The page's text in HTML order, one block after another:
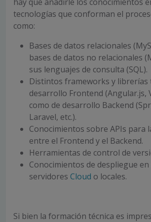
tecnologías que conforman el
como:
Bases de datos relacionales
bases de datos no relacionales
sus lenguajes de consulta (SQL).
Distintos frameworks y librerías
desarrollo Frontend (Angular.js,
como de desarrollo Backend
Laravel, etc.).
Conocimientos sobre APIs para
entre el Frontend y el Backend.
Herramientas de control de
Conocimientos de despliegue
servidores Cloud o locales.
Si bien la formación técnica es